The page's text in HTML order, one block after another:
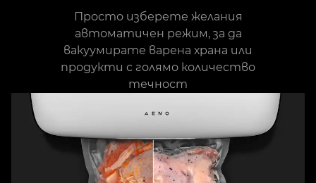
Просто изберете желания
автоматичен режим, за да
вакуумирате варена храна или
продукти с голямо количество
течност